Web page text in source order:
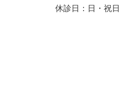
休診日：日・祝日